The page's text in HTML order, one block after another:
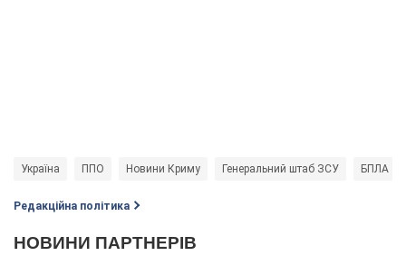
Україна ППО Новини Криму Генеральний штаб ЗСУ БПЛА
Редакційна політика